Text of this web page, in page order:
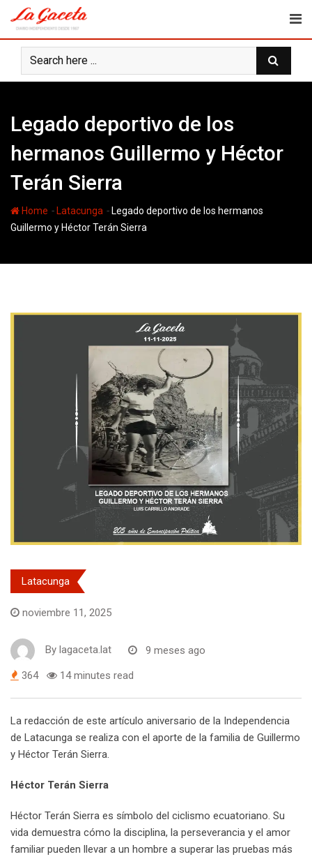
content
Legado deportivo de los
hermanos Guillermo y Héctor
Terán Sierra
Home - Latacunga - Legado deportivo de los hermanos
Guillermo y Héctor Terán Sierra
Latacunga
noviembre 11, 2025
By lagaceta.lat 9 meses ago
364 14 minutes read
La redacción de este artículo aniversario de la Independencia
de Latacunga se realiza con el aporte de la familia de Guillermo
y Héctor Terán Sierra.
Héctor Terán Sierra
Héctor Terán Sierra es símbolo del ciclismo ecuatoriano. Su
vida demuestra cómo la disciplina, la perseverancia y el amor
familiar pueden llevar a un hombre a superar las pruebas más